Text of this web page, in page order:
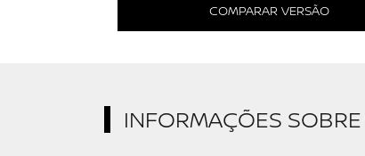
COMPARAR VERSÃO
INFORMAÇÕES